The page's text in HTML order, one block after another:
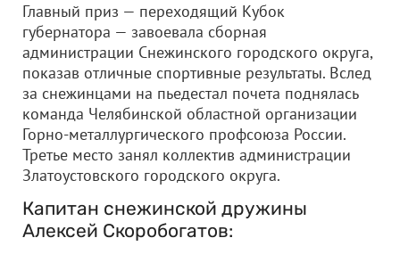
Главный приз — переходящий Кубок
губернатора — завоевала сборная
администрации Снежинского городского округа,
показав отличные спортивные результаты. Вслед
за снежинцами на пьедестал почета поднялась
команда Челябинской областной организации
Горно-металлургического профсоюза России.
Третье место занял коллектив администрации
Златоустовского городского округа.
Капитан снежинской дружины
Алексей Скоробогатов: